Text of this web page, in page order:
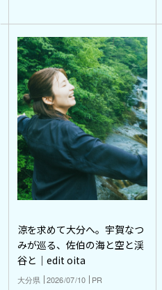
涼を求めて大分へ。宇賀なつ
みが巡る、佐伯の海と空と渓
谷と｜edit oita
大分県 2026/07/10 PR